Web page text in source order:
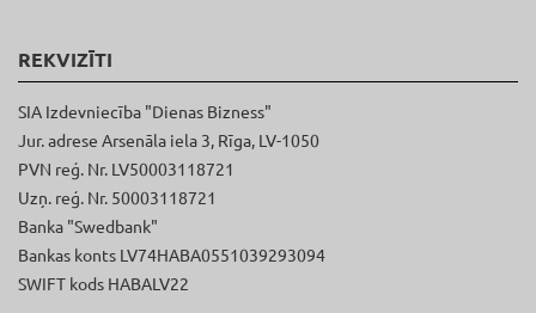
REKVIZĪTI
SIA Izdevniecība "Dienas Bizness"
Jur. adrese Arsenāla iela 3, Rīga, LV-1050
PVN reģ. Nr. LV50003118721
Uzņ. reģ. Nr. 50003118721
Banka "Swedbank"
Bankas konts LV74HABA0551039293094
SWIFT kods HABALV22